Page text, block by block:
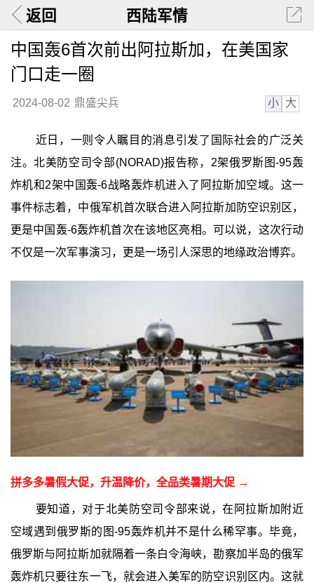
返回 西陆军情
中国轰6首次前出阿拉斯加，在美国家
门口走一圈
2024-08-02 鼎盛尖兵 小 大
近日，一则令人瞩目的消息引发了国际社会的广泛关
注。北美防空司令部(NORAD)报告称，2架俄罗斯图-95轰
炸机和2架中国轰-6战略轰炸机进入了阿拉斯加空域。这一
事件标志着，中俄军机首次联合进入阿拉斯加防空识别区，
更是中国轰-6轰炸机首次在该地区亮相。可以说，这次行动
不仅是一次军事演习，更是一场引人深思的地缘政治博弈。
拼多多暑假大促，升温降价，全品类暑期大促 →
要知道，对于北美防空司令部来说，在阿拉斯加附近
空域遇到俄罗斯的图-95轰炸机并不是什么稀罕事。毕竟，
俄罗斯与阿拉斯加就隔着一条白令海峡，勘察加半岛的俄军
轰炸机只要往东一飞，就会进入美军的防空识别区内。这就